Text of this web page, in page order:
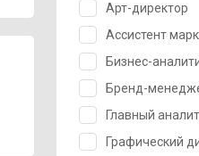
Арт-директор
Ассистент
Бизнес-
Бренд-
Главный
Графический